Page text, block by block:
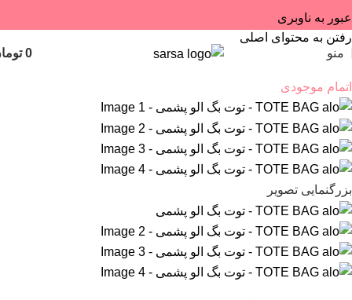
عبور به ناوبری
رفتن به محتوای اصلی
منو
0
اتمام موجودی
بزرگنمایی تصویر